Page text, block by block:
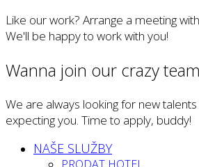
Like our work? Arrange a meeting
We'll be happy to work with you!
Wanna join our crazy
We are always looking for new
expecting you. Time to apply, buddy!
NAŠE SLUŽBY